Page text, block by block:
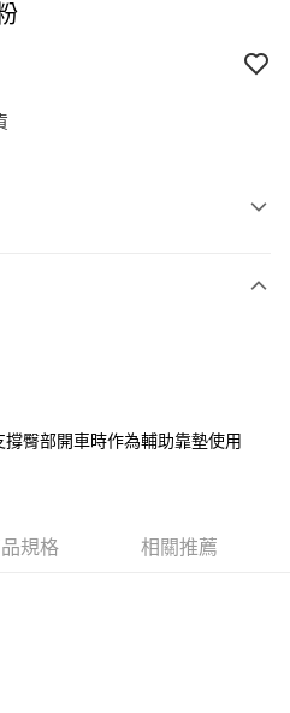
才付款」的支付方式。 讓您購物簡單
、不需儲值。
臀部開車時作為輔助靠墊使用
規格 相關推薦